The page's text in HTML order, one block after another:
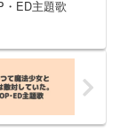
ED主題歌